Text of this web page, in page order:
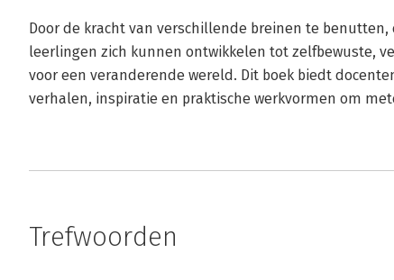
Door de kracht van verschillende breinen te
leerlingen zich kunnen ontwikkelen tot zelfbewuste,
voor een veranderende wereld. Dit boek biedt
verhalen, inspiratie en praktische werkvormen om
Trefwoorden